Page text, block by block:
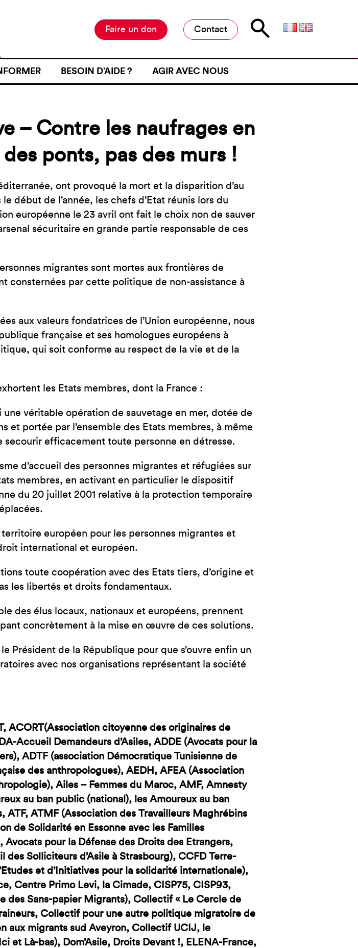
BESOIN D’AIDE ?
J’AI FAIT L’OBJET D’UN CONTRÔLE
D’IDENTITÉ À UNE FRONTIÈRE
INTÉRIEURE TERRESTRE
FRONTIÈRE
JE VOUDRAIS TÉMOIGNER
JE SUIS EN FRANCE
AGIR AVEC NOUS
RESTER INFORMÉ·E
Faire un don Contact
– Contre les naufrages en
ponts, pas des murs !
ont provoqué la mort et la disparition d’au
début de l’année, les chefs d’Etat réunis lors du
européenne le 23 avril ont fait le choix non de sauver
sécuritaire en grande partie responsable de ces
migrantes sont mortes aux frontières de
consternées par cette politique de non-assistance à
aux valeurs fondatrices de l’Union européenne, nous
française et ses homologues européens à
qui soit conforme au respect de la vie et de la
les Etats membres, dont la France :
véritable opération de sauvetage en mer, dotée de
et portée par l’ensemble des Etats membres, à même
secourir efficacement toute personne en détresse.
d’accueil des personnes migrantes et réfugiées sur
membres, en activant en particulier le dispositif
du 20 juillet 2001 relative à la protection temporaire
territoire européen pour les personnes migrantes et
international et européen.
toute coopération avec des Etats tiers, d’origine et
les libertés et droits fondamentaux.
des élus locaux, nationaux et européens, prennent
concrètement à la mise en œuvre de ces solutions.
Président de la République pour que s’ouvre enfin un
avec nos organisations représentant la société
ACORT(Association citoyenne des originaires de
Accueil Demandeurs d’Asiles, ADDE (Avocats pour la
ADTF (association Démocratique Tunisienne de
des anthropologues), AEDH, AFEA (Association
Ailes – Femmes du Maroc, AMF, Amnesty
au ban public (national), les Amoureux au ban
ATF, ATMF (Association des Travailleurs Maghrébins
de Solidarité en Essonne avec les Familles
Avocats pour la Défense des Droits des Etrangers,
des Solliciteurs d’Asile à Strasbourg), CCFD Terre-
et d’Initiatives pour la solidarité internationale),
Centre Primo Levi, la Cimade, CISP75, CISP93,
des Sans-papier Migrants), Collectif « Le Cercle de
Collectif pour une autre politique migratoire de
aux migrants sud Aveyron, Collectif UCIJ, le
et Là-bas), Dom’Asile, Droits Devant !, ELENA-France,